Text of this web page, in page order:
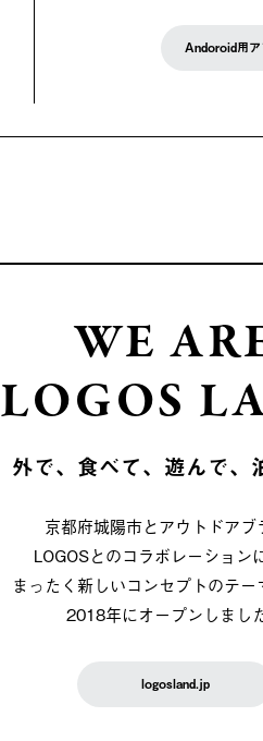
Andoroid用ア
WE
LOGOS
外で、食べて、遊んで、
京都府城陽市とアウトドアブ
LOGOSとのコラボレーション
まったく新しいコンセプトのテー
2018年にオープンしまし
logosland.jp